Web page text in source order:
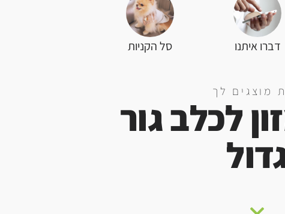
דברו איתנו סל הקניות
מוצגים לך
לכלב גור